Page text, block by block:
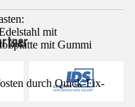
mit
mit Gummi
durch Quick-Fix-